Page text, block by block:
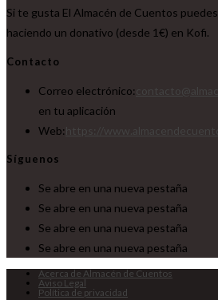
Si te gusta El Almacén de Cuentos
haciendo un donativo (desde 1€) en Kofi.
Contacto
Correo electrónico:
en tu aplicación
Web:
Síguenos
Se abre en una nueva pestaña
Se abre en una nueva pestaña
Se abre en una nueva pestaña
Se abre en una nueva pestaña
Acerca de Almacén de Cuentos
Aviso Legal
Política de privacidad